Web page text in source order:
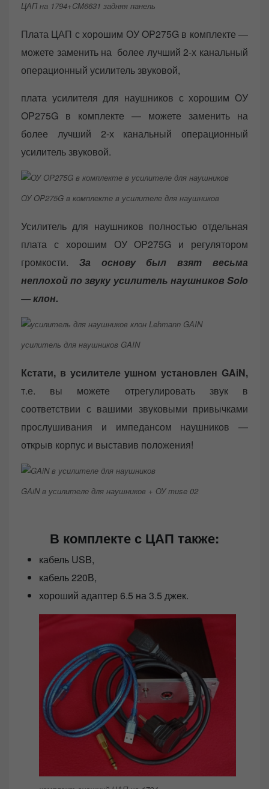
ЦАП на 1794+CM6631 задняя панель
Плата ЦАП с хорошим ОУ OP275G в комплекте —
можете заменить на более лучший 2-х канальный
операционный усилитель звуковой,
плата усилителя для наушников с хорошим ОУ
OP275G в комплекте — можете заменить на
более лучший 2-х канальный операционный
усилитель звуковой.
ОУ OP275G в комплекте в усилителе для наушников
Усилитель для наушников полностью отдельная
плата с хорошим ОУ OP275G и регулятором
громкости. За основу был взят весьма
неплохой по звуку усилитель наушников Solo
— клон.
усилитель для наушников GAIN
Кстати, в усилителе ушном установлен GAiN,
т.е. вы можете отрегулировать звук в
соответствии с вашими звуковыми привычками
прослушивания и импедансом наушников —
открыв корпус и выставив положения!
GAiN в усилителе для наушников + ОУ muse 02
В комплекте с ЦАП также:
кабель USB,
кабель 220В,
хороший адаптер 6.5 на 3.5 джек.